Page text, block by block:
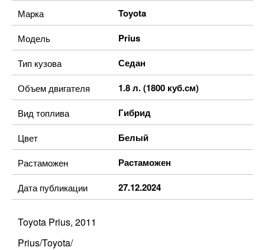
Марка Toyota
Модель Prius
Тип кузова Седан
Объем двигателя 1.8 л. (1800 куб.см)
Вид топлива Гибрид
Цвет Белый
Растаможен Растаможен
Дата публикации 27.12.2024
Toyota Prius, 2011
Prius/Toyota/